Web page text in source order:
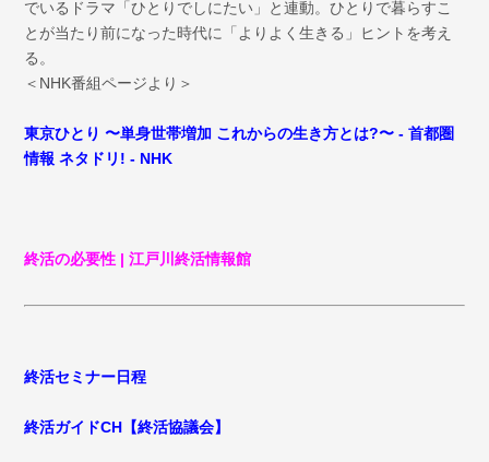
でいるドラマ「ひとりでしにたい」と連動。ひとりで暮らすこ
とが当たり前になった時代に「よりよく生きる」ヒントを考え
る。
＜NHK番組ページより＞
東京ひとり 〜単身世帯増加 これからの生き方とは?〜 - 首都圏
情報 ネタドリ! - NHK
終活の必要性 | 江戸川終活情報館
終活セミナー日程
終活ガイドCH【終活協議会】